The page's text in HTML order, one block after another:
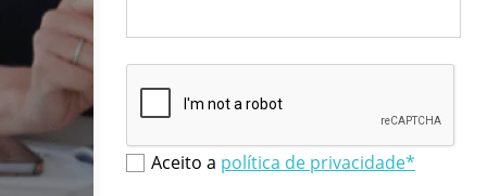
Aceito a política de privacidade*